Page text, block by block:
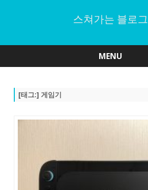
스쳐가는 블로그
MENU
[태그:] 게임기